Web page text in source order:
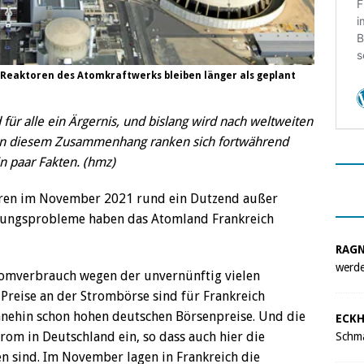
des Atomkraftwerks bleiben länger als geplant
alle ein Ärgernis, und bislang wird nach weltweiten
diesem Zusammenhang ranken sich fortwährend
paar Fakten. (hmz)
im November 2021 rund ein Dutzend außer
haben das Atomland Frankreich
wegen der unvernünftig vielen
an der Strombörse sind für Frankreich
schon hohen deutschen Börsenpreise. Und die
in Deutschland ein, so dass auch hier die
sind. Im November lagen in Frankreich die